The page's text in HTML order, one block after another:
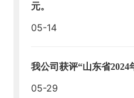
元。
05-14
我公司获评“山东省
05-29